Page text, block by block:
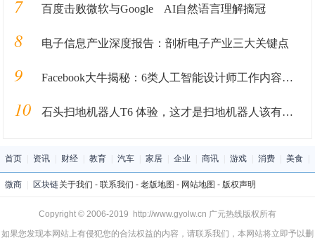
7 百度击败微软与Google AI自然语言理解摘冠
8 电子信息产业深度报告：剖析电子产业三大关键点
9 Facebook大牛揭秘：6类人工智能设计师工作内容你“造”吗？
10 石头扫地机器人T6 体验，这才是扫地机器人该有的样子
首页 资讯 财经 教育 汽车 家居 企业 商讯 游戏 消费 美食
微商 区块链关于我们 - 联系我们 - 老版地图 - 网站地图 - 版权声明
Copyright © 2006-2019 http://www.gyolw.cn 广元热线版权所有
如果您发现本网站上有侵犯您的合法权益的内容，请联系我们，本网站将立即予以删